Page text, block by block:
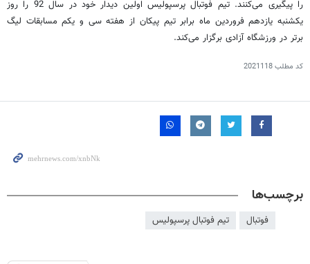
را پیگیری می‌کنند. تیم فوتبال پرسپولیس اولین دیدار خود در سال 92 را روز
یکشنبه یازدهم فروردین ماه برابر تیم پیکان از هفته سی و یکم مسابقات لیگ
برتر در ورزشگاه آزادی برگزار می‌کند.
کد مطلب2021118
برچسب‌ها
فوتبال تیم فوتبال پرسپولیس